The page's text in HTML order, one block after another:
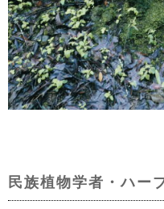
民族植物学者・ハー